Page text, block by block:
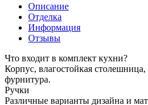
Описание
Отделка
Информация
Отзывы
Что входит в комплект кухни?
Корпус, влагостойкая столешница,
фурнитура.
Ручки
Различные варианты дизайна и